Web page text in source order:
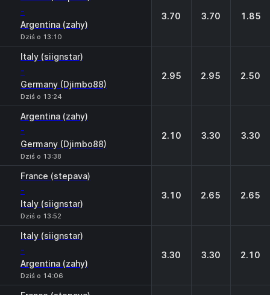
-
Argentina (zahy)
Dziś o 13:10
3.70 3.70 1.85
Italy (siignstar)
-
Germany (Djimbo88)
Dziś o 13:24
2.95 2.95 2.50
Argentina (zahy)
-
Germany (Djimbo88)
Dziś o 13:38
2.10 3.30 3.30
France (stepava)
-
Italy (siignstar)
Dziś o 13:52
3.10 2.65 2.65
Italy (siignstar)
-
Argentina (zahy)
Dziś o 14:06
3.30 3.30 2.10